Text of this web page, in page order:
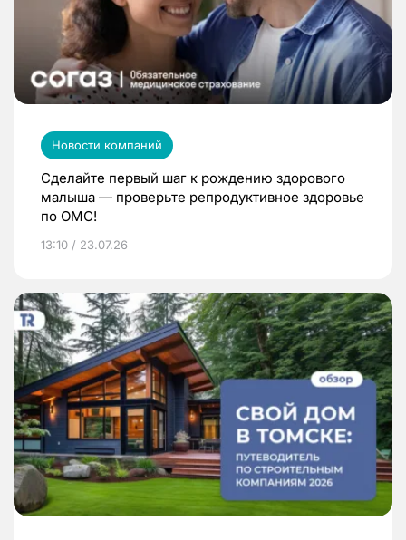
Новости компаний
Сделайте первый шаг к рождению здорового
малыша — проверьте репродуктивное здоровье
по ОМС!
13:10 / 23.07.26